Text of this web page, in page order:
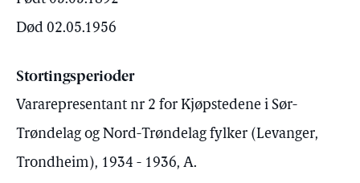
Død 02.05.1956
Stortingsperioder
Vararepresentant nr 2 for Kjøpstedene i Sør-
Trøndelag og Nord-Trøndelag fylker (Levanger,
Trondheim), 1934 - 1936, A.